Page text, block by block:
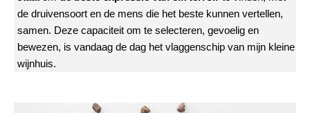
de druivensoort en de mens die het beste kunnen vertellen,
samen. Deze capaciteit om te selecteren, gevoelig en
bewezen, is vandaag de dag het vlaggenschip van mijn kleine
wijnhuis.